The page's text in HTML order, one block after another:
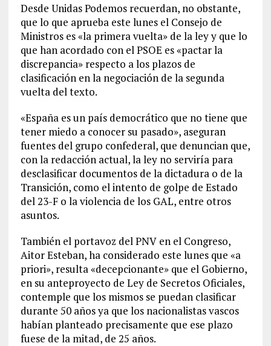
Desde Unidas Podemos recuerdan, no obstante,
que lo que aprueba este lunes el Consejo de
Ministros es «la primera vuelta» de la ley y que lo
que han acordado con el PSOE es «pactar la
discrepancia» respecto a los plazos de
clasificación en la negociación de la segunda
vuelta del texto.
«España es un país democrático que no tiene que
tener miedo a conocer su pasado», aseguran
fuentes del grupo confederal, que denuncian que,
con la redacción actual, la ley no serviría para
desclasificar documentos de la dictadura o de la
Transición, como el intento de golpe de Estado
del 23-F o la violencia de los GAL, entre otros
asuntos.
También el portavoz del PNV en el Congreso,
Aitor Esteban, ha considerado este lunes que «a
priori», resulta «decepcionante» que el Gobierno,
en su anteproyecto de Ley de Secretos Oficiales,
contemple que los mismos se puedan clasificar
durante 50 años ya que los nacionalistas vascos
habían planteado precisamente que ese plazo
fuese de la mitad, de 25 años.